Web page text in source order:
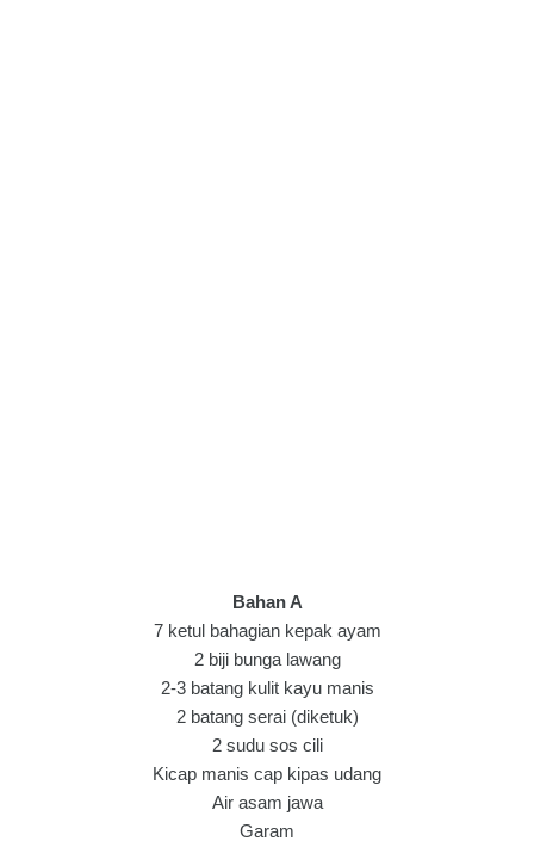
Bahan A
7 ketul bahagian kepak ayam
2 biji bunga lawang
2-3 batang kulit kayu manis
2 batang serai (diketuk)
2 sudu sos cili
Kicap manis cap kipas udang
Air asam jawa
Garam